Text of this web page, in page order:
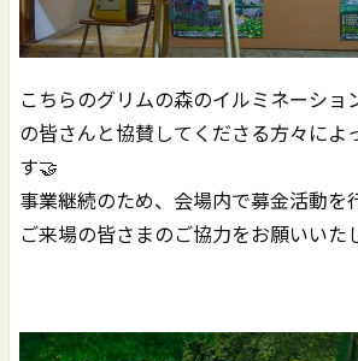
こちらのグリムの森のイルミネーショ
の皆さんと協賛してくださる方々によ
す🤝
事業継続のため、会場内で募金活動を
ご来場の皆さまのご協力をお願いいた